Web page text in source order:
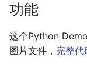
使用 uv工具管理
理？
如何减少 golang
docker 镜像的大
Ansible 定义变量
如何设置 ftp 被动
iptables 防火墙规
Kubernetes 自定
Kubernetes 节点
parse_html函数
download函数
vhdx 转换成 vhd
XenServer 配置
Nginx 缓存服务器(
Nginx client
send too large
如何将 Redis 迁移
MySql Generated
Ubuntu 刻录软件
Ubuntu系统
如何处理 Cisco 交
如何查看 Cicso 交
Docker (DinD) 模
使用 Docker部署
使用 Docker部署
如何解决 git
如何修改 Git 的用
箱？
MooseFS 2.x 简单
MooseFS 2.x 破
储池
如何隐藏 Tomcat
Tomcat安全漏洞
功能
这个Python
图片文件， 完整代